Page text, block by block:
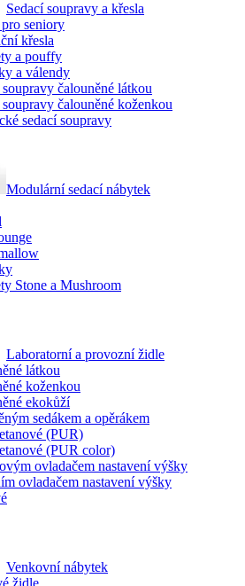
Sedací soupravy a křesla
seniory
křesla
a pouffy
a válendy
soupravy čalouněné látkou
soupravy čalouněné koženkou
sedací soupravy
Modulární sedací nábytek
Stone a Mushroom
Laboratorní a provozní židle
látkou
koženkou
ekokůží
sedákem a opěrákem
(PUR)
(PUR color)
ovladačem nastavení výšky
ovladačem nastavení výšky
Venkovní nábytek
židle